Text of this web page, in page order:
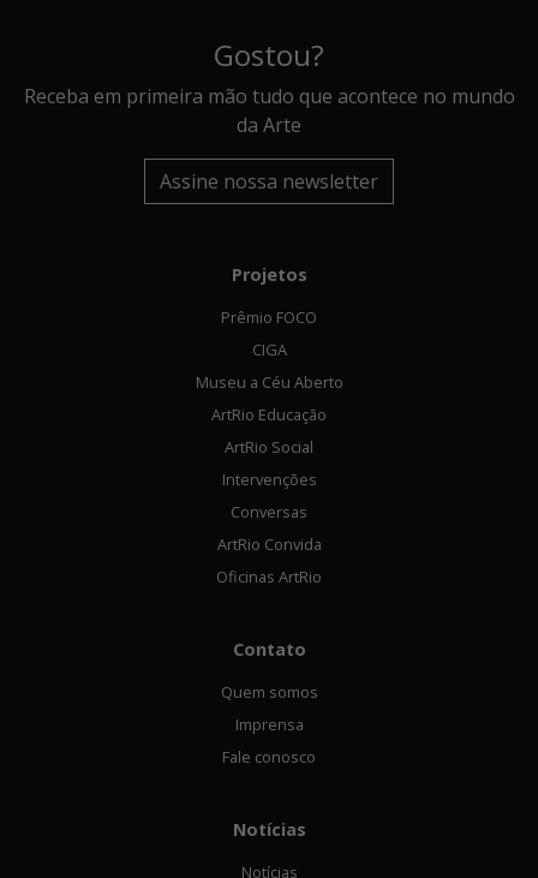
Gostou?
Receba em primeira mão tudo que acontece no mundo
da Arte
Assine nossa newsletter
Projetos
Prêmio FOCO
CIGA
Museu a Céu Aberto
ArtRio Educação
ArtRio Social
Intervenções
Conversas
ArtRio Convida
Oficinas ArtRio
Contato
Quem somos
Imprensa
Fale conosco
Notícias
Notícias